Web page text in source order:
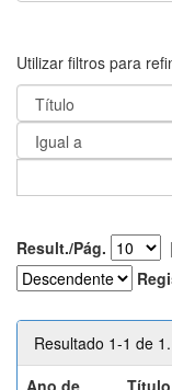
Utilizar filtros para
Result./Pág. |
Resultado 1-1 de 1.
Ano de
Título